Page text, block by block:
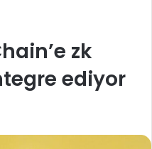
zk
ediyor